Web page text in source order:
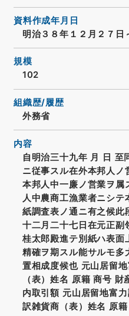
資料作成年月日
明治３８年１２月２７日
規模
102
組織歴/履歴
外務省
内容
自明治三十九年 月 日 至
ニ従事スル在外本邦人
本邦人中一廉ノ営業ヲ属
人中農商工漁業者ニシテ
紙調査表ノ通ニ有之候此
十二月二十七日在元正副
桂太郎殿進テ別紙ハ表面
精確ヲ期スル能サルモ多
置相成度候也 元山居留地
（表）姓名 原籍 商号
内取引額 元山居留地富
訳雑貨商（表）姓名 原